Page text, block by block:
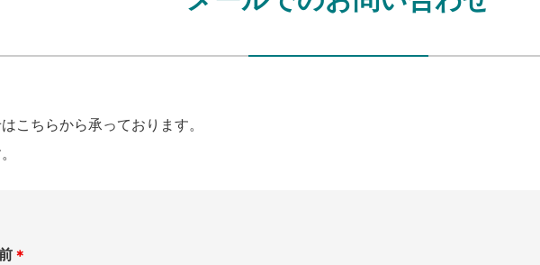
こちらから承っております。
＊